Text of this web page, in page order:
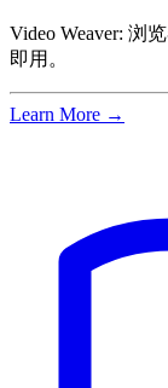
Video Weaver: 浏
即用。
Learn More →